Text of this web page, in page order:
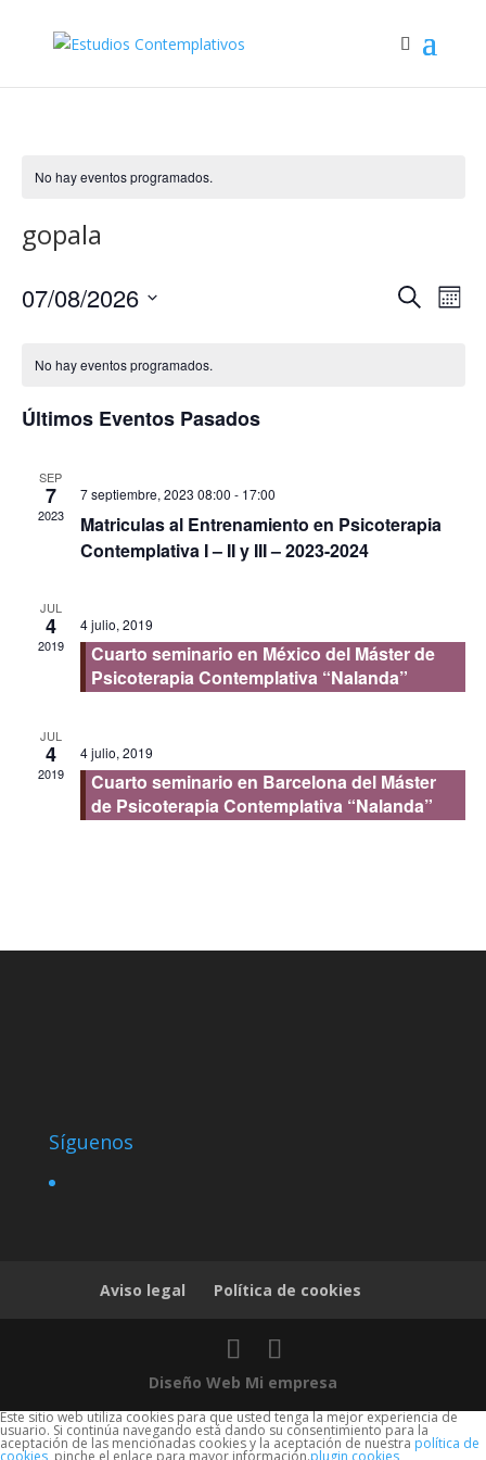
No hay eventos programados.
gopala
Buscar
de
Mes
07/08/2026
No hay eventos programados.
Últimos Eventos Pasados
SEP
7
2023
7 septiembre, 2023 08:00 - 17:00
Matriculas al Entrenamiento en Psicoterapia
Contemplativa I – II y III – 2023-2024
JUL
4
2019
4 julio, 2019
Cuarto seminario en México del Máster de
Psicoterapia Contemplativa “Nalanda”
JUL
4
2019
4 julio, 2019
Cuarto seminario en Barcelona del Máster
de Psicoterapia Contemplativa “Nalanda”
Síguenos
Aviso legal Política de cookies
Diseño Web Mi empresa
Este sitio web utiliza cookies para que usted tenga la mejor experiencia de
usuario. Si continúa navegando está dando su consentimiento para la
aceptación de las mencionadas cookies y la aceptación de nuestra política de
cookies , pinche el enlace para mayor información.plugin cookies